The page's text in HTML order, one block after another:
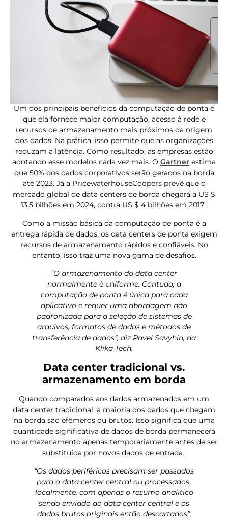
Um dos principais benefícios da computação de ponta é
que ela fornece maior computação, acesso à rede e
recursos de armazenamento mais próximos da origem
dos dados. Na prática, isso permite que as organizações
reduzam a latência. Como resultado, as empresas estão
adotando esse modelos cada vez mais. O Gartner estima
que 50% dos dados corporativos serão gerados na borda
até 2023. Já a PricewaterhouseCoopers prevê que o
mercado global de data centers de borda chegará a US $
13,5 bilhões em 2024, contra US $ 4 bilhões em 2017 .
Como a missão básica da computação de ponta é a
entrega rápida de dados, os data centers de ponta exigem
recursos de armazenamento rápidos e confiáveis. No
entanto, isso traz uma nova gama de desafios.
“O armazenamento do data center
normalmenteé uniforme. Contudo, a
computação de ponta é única para cada
aplicativo e requer uma abordagem não
padronizada para a seleção de sistemas de
arquivos, formatos de dados e métodos de
transferência de dados”, diz Pavel Savyhin, da
Klika Tech.
Data center tradicional vs.
armazenamento em borda
Quando comparados aos dados armazenados em um
data center tradicional, a maioria dos dados que chegam
na borda são efêmeros ou brutos. Isso significa que uma
quantidade significativa de dados de borda permanecerá
no armazenamento apenas temporariamente antes de ser
substituída por novos dados de entrada.
“Os dados periféricos precisam ser passados
para o data center central ou processados ​​
localmente, com apenas o resumo analítico
sendo enviado ao data center central e os
dados brutos originais então descartados”,